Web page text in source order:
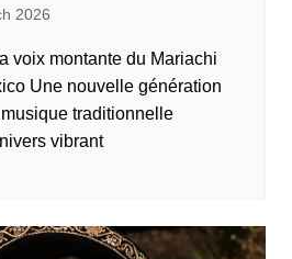
2026
voix montante du Mariachi
Une nouvelle génération
traditionnelle
vibrant